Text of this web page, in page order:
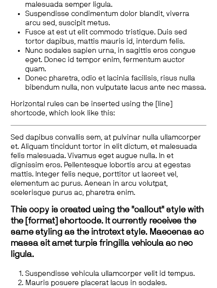
malesuada semper ligula.
Suspendisse condimentum dolor blandit, viverra
arcu sed, suscipit metus.
Fusce at est ut elit commodo tristique. Duis sed
tortor dapibus, mattis mauris id, interdum felis.
Nunc sodales sapien urna, in sagittis eros congue
eget. Donec id tempor enim, fermentum auctor
quam.
Donec pharetra, odio et lacinia facilisis, risus nulla
bibendum nulla, non vulputate lacus ante nec massa.
Horizontal rules can be inserted using the [line]
shortcode, which look like this:
Sed dapibus convallis sem, at pulvinar nulla ullamcorper
et. Aliquam tincidunt tortor in elit dictum, et malesuada
felis malesuada. Vivamus eget augue nulla. In et
dignissim eros. Pellentesque lobortis arcu at egestas
mattis. Integer felis neque, porttitor ut laoreet vel,
elementum ac purus. Aenean in arcu volutpat,
scelerisque purus ac, pharetra enim.
This copy is created using the "callout" style with
the [format] shortcode. It currently receives the
same styling as the introtext style. Maecenas ac
massa sit amet turpis fringilla vehicula ac nec
ligula.
Suspendisse vehicula ullamcorper velit id tempus.
Mauris posuere placerat lacus in sodales.